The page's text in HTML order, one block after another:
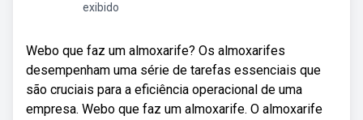
exibido
Webo que faz um almoxarife? Os almoxarifes
desempenham uma série de tarefas essenciais que
são cruciais para a eficiência operacional de uma
empresa. Webo que faz um almoxarife. O almoxarife